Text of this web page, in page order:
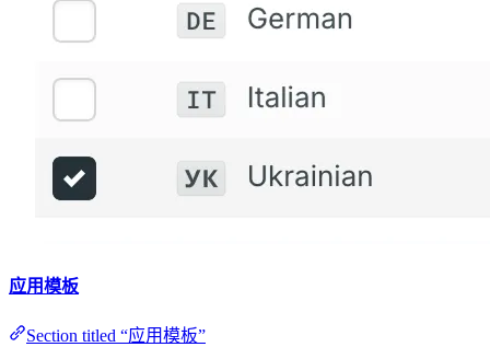
应用模板
Section titled “应用模板”